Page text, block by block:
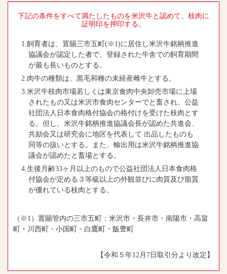
下記の条件をすべて満たしたものを米沢牛と認めて、枝肉に
証明印を押印する。
1.飼育者は、置賜三市五町(※1)に居住し米沢牛銘柄推進
協議会が認定した者で、登録された牛舎での飼育期間
が最も長いものとする。
2.肉牛の種類は、黒毛和種の未経産雌牛とする。
3.米沢牛枝肉市場若しくは東京食肉中央卸売市場に上場
されたもの又は米沢市食肉センターでと畜され、公益
社団法人日本食肉格付協会の格付けを受けた枝肉とす
る。但し、米沢牛銘柄推進協議会長が認めた共進会、
共励会又は研究会に地区を代表して 出品したものも
同等の扱いとする。また、輸出用は米沢牛銘柄推進協
議会が認めたと畜場とする。
4.生後月齢33ヶ月以上のもので公益社団法人日本食肉格
付協会が定める３等級以上の外観並びに肉質及び脂質
が優れている枝肉とする。
（※1）置賜管内の三市五町：米沢市・長井市・南陽市・高畠
町・川西町・小国町・白鷹町・飯豊町
【令和５年12月7日取引分より改定】